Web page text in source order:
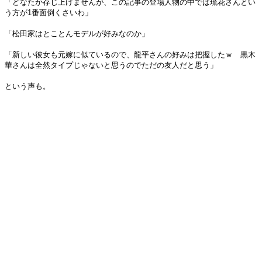
「どなたか存じ上げませんが、この記事の登場人物の中では琉花さんとい
う方が1番面倒くさいわ」
「松田家はとことんモデルが好みなのか」
「新しい彼女も元嫁に似ているので、龍平さんの好みは把握したｗ 黒木
華さんは全然タイプじゃないと思うのでただの友人だと思う」
という声も。